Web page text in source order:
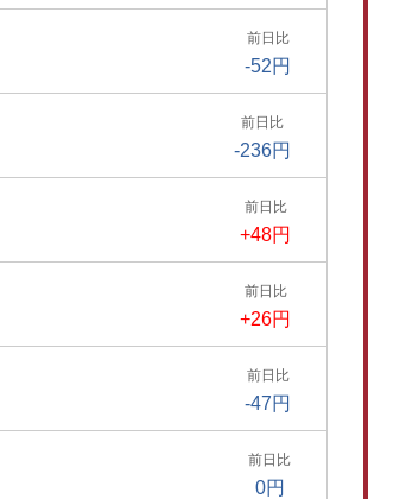
前日比
-52円
前日比
-236円
前日比
+48円
前日比
+26円
前日比
-47円
前日比
0円